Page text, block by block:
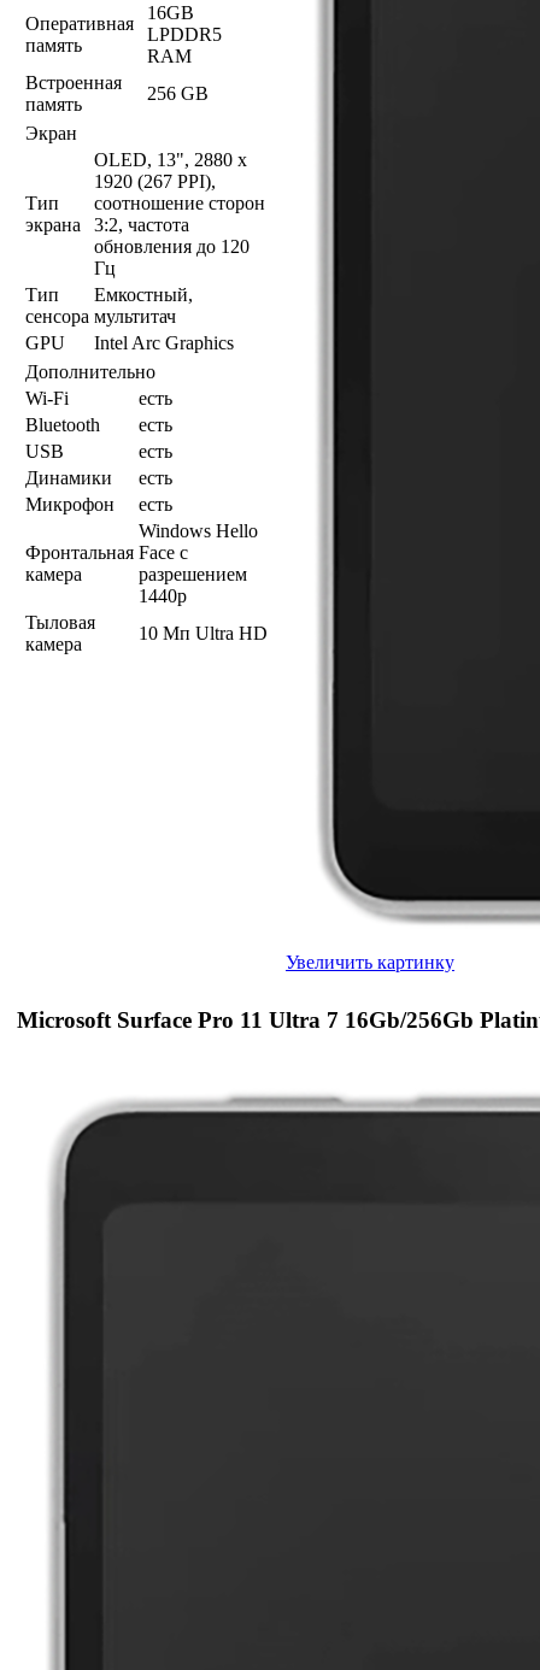
Оперативная
память
16GB
LPDDR5
RAM
Встроенная
память
256 GB
Экран
Тип
экрана
OLED, 13", 2880 x
1920 (267 PPI),
соотношение сторон
3:2, частота
обновления до 120
Гц
Тип
сенсора
Емкостный,
мультитач
GPU
Intel Arc Graphics
Дополнительно
Wi-Fi
есть
Bluetooth
есть
USB
есть
Динамики
есть
Микрофон
есть
Фронтальная
камера
Windows Hello
Face с
разрешением
1440p
Тыловая
камера
10 Мп Ultra HD
Увеличить картинку
Microsoft Surface Pro 11 Ultra 7 16Gb/256Gb